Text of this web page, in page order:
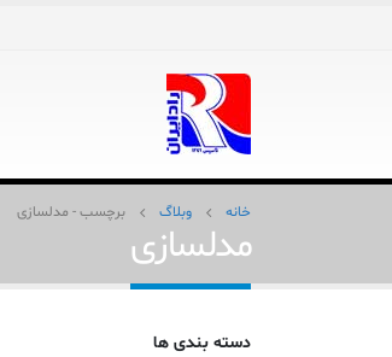
خانه وبلاگ برچسب - مدلسازی
مدلسازی
دسته بندی ها